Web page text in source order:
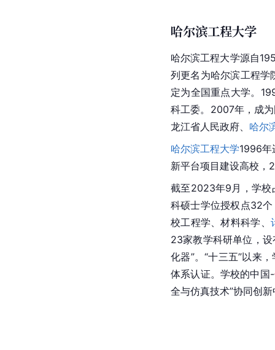
哈尔滨工程大学
哈尔滨工程大学源自
列更名为哈尔滨工程学
定为全国重点大学。
科工委。2007年，成
龙江省人民政府、 哈尔
哈尔滨工程大学1996年
新平台项目建设高校，
截至2023年9月，学校
科硕士学位授权点32
校工程学、材料科学 、
23家教学科研单位，
化器”。“十三五”以来
体系认证。学校的中国-
全与仿真技术”协同创